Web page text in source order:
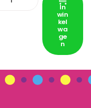
In
win
kel
wa
ge
n